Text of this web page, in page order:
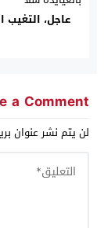
عاجل، التغيب
a Comment
لن يتم نشر عنوان